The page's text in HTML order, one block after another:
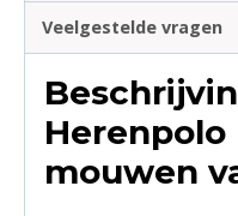
Veelgestelde vragen
Herenpolo
mouwen